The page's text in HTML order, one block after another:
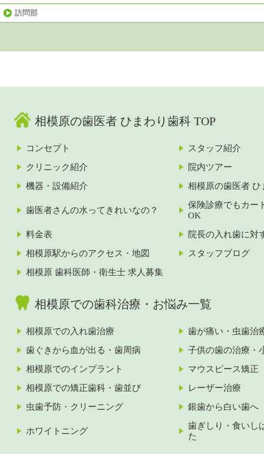
訪問部
相模原の歯医者 ひまわり歯科 TOP
コンセプト
スタッフ紹介
クリニック紹介
院内ツアー
機器・設備紹介
相模原の歯医者 ひ
歯医者さんの水ってきれいなの？
保険診療でもカー
OK
料金表
院長の入れ歯に対
相模原駅からのアクセス・地図
スタッフブログ
相模原 歯科医師・衛生士 求人募集
相模原での歯科治療・お悩み一覧
相模原での入れ歯治療
歯が痛い・虫歯治
歯ぐきから血が出る・歯周病
子供の歯の治療・
相模原でのインプラント
マウスピース矯正
相模原での矯正歯科・歯並び
レーザー治療
虫歯予防・クリーニング
銀歯から白い歯へ
ホワイトニング
歯ぎしり・食いし
た